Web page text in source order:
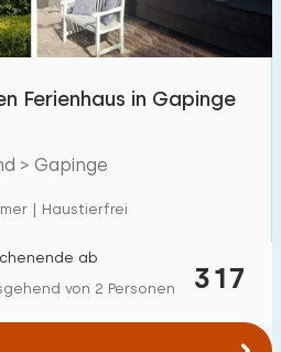
Ferienhaus in Gapinge
> Gapinge
| Haustierfrei
317
ab
von 2 Personen